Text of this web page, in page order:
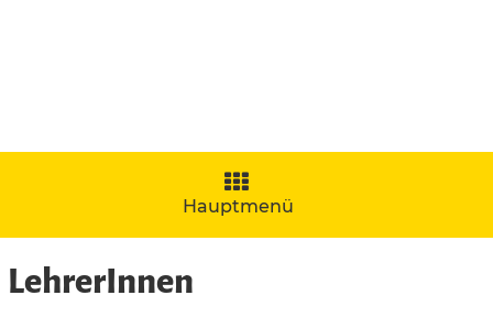
Navigation
aufklappen
Hauptmenü
LehrerInnen